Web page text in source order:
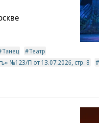
Танец
Театр
№123/П от 13.07.2026, стр. 8